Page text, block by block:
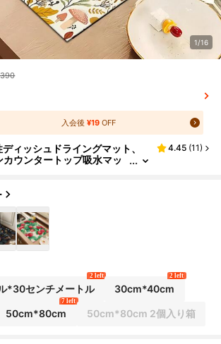
1/16
入会後¥19 OFF
ィッシュドライングマット、
ウンタートップ吸水マッ
リー
4.45 (11)
*30センチメートル
2 left
30cm*40cm
2 left
50cm*80cm
7 left
50cm*80cm 2個入り箱